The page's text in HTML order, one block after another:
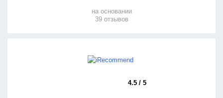
на основании
39 отзывов
4.5 / 5